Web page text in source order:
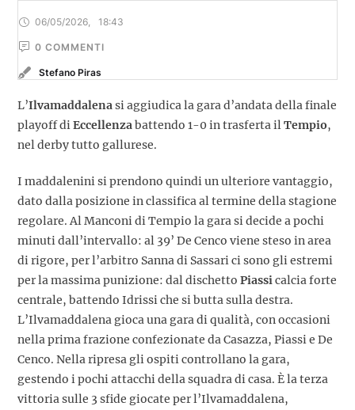
06/05/2026 18:43
0 COMMENTI
Stefano Piras
L’Ilvamaddalenasi aggiudica la gara d’andata della finale
playoff diEccellenzabattendo 1-0 in trasferta ilTempio,
nel derby tutto gallurese.
I maddalenini si prendono quindi un ulteriore vantaggio,
dato dalla posizione in classifica al termine della stagione
regolare. Al Manconi di Tempio la gara si decide a pochi
minuti dall’intervallo: al 39’ De Cenco viene steso in area
di rigore, per l’arbitro Sanna di Sassari ci sono gli estremi
per la massima punizione: dal dischetto Piassicalcia forte
centrale, battendo Idrissi che si butta sulla destra.
L’Ilvamaddalena gioca una gara di qualità, con occasioni
nella prima frazione confezionate da Casazza, Piassi e De
Cenco. Nella ripresa gli ospiti controllano la gara,
gestendo i pochi attacchi della squadra di casa. È la terza
vittoria sulle 3 sfide giocate per l’Ilvamaddalena,